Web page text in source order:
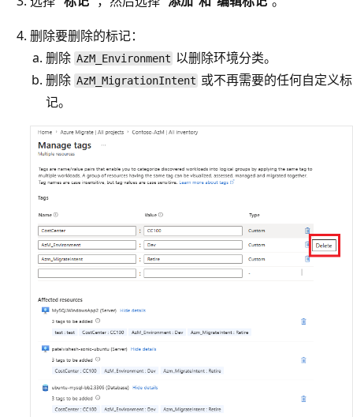
删除要删除的标记：
删除 AzM_Environment 以删除环境分类。
删除 AzM_MigrationIntent 或不再需要的任何自定义标
记。